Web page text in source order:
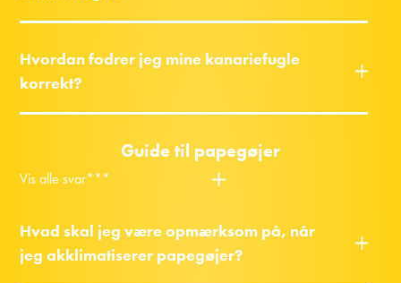
Hvordan fodrer jeg mine kanariefugle
korrekt?
Guide til papegøjer
Vis alle svar***
Hvad skal jeg være opmærksom på, når
jeg akklimatiserer papegøjer?